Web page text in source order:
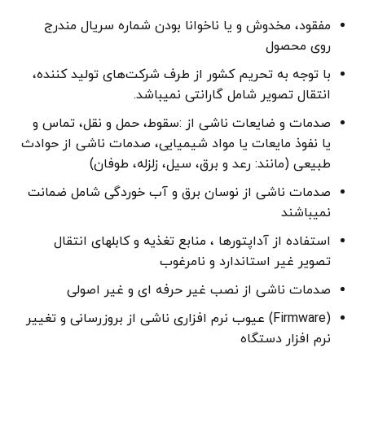
مفقود، مخدوش و یا ناخوانا بودن شماره سریال مندرج
روی محصول
با توجه به تحریم کشور از طرف شرکت‌های تولید کننده،
انتقال تصویر شامل گارانتی نمیباشد.
صدمات و ضایعات ناشی از :سقوط، حمل و نقل، تماس و
یا نفوذ مایعات یا مواد شیمیایی، صدمات ناشی از حوادث
طبیعی (مانند: رعد و برق، سیل، زلزله، طوفان)
صدمات ناشی از نوسان برق و آب خوردگی شامل ضمانت
نمیباشند
استفاده از آداپتورها ، منابع تغذیه و کابلهای انتقال
تصویر غیر استاندارد و نامرغوب
صدمات ناشی از نصب غیر حرفه ای و غیر اصولی
(Firmware) عیوب نرم افزاری ناشی از بروزرسانی و تغییر
نرم افزار دستگاه